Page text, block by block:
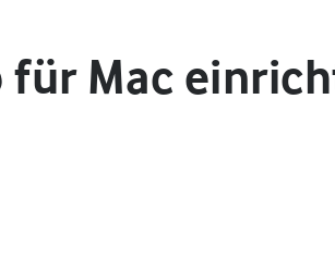
Mac